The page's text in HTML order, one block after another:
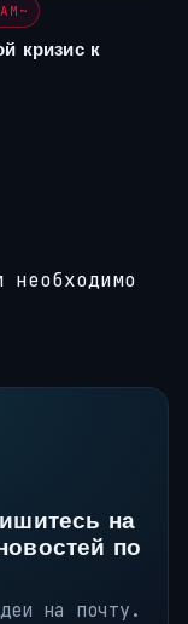
кризис к
необходимо
на
по
на почту.